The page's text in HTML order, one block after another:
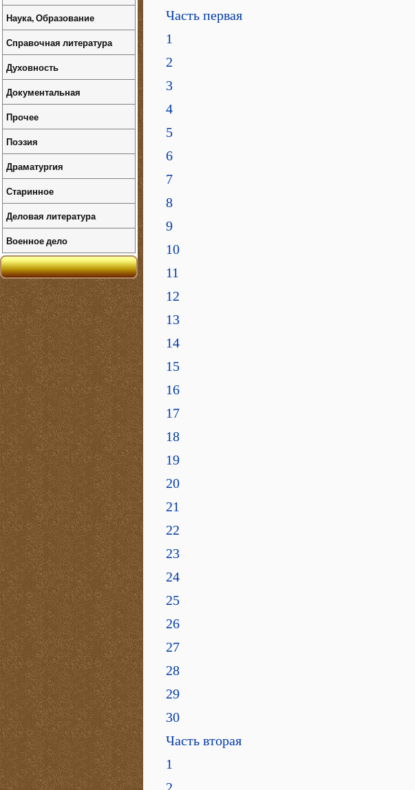
Часть первая
1
2
3
4
5
6
7
8
9
10
11
12
13
14
15
16
17
18
19
20
21
22
23
24
25
26
27
28
29
30
Часть вторая
1
Наука, Образование
Справочная литература
Духовность
Документальная
Прочее
Поэзия
Драматургия
Старинное
Деловая литература
Военное дело